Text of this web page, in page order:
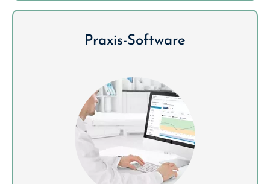
Praxis-Software